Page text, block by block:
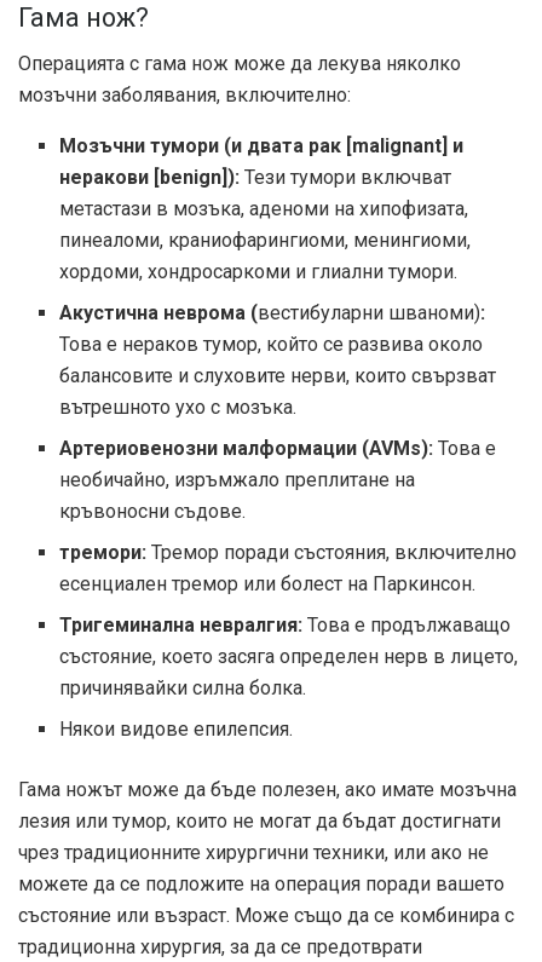
Гама нож?
Операцията с гама нож може да лекува няколко
мозъчни заболявания, включително:
Мозъчни тумори (и двата рак [malignant] и
неракови [benign]): Тези тумори включват
метастази в мозъка, аденоми на хипофизата,
пинеаломи, краниофарингиоми, менингиоми,
хордоми, хондросаркоми и глиални тумори.
Акустична неврома (вестибуларни шваноми):
Това е нераков тумор, който се развива около
балансовите и слуховите нерви, които свързват
вътрешното ухо с мозъка.
Артериовенозни малформации (AVMs): Това е
необичайно, изръмжало преплитане на
кръвоносни съдове.
тремори: Тремор поради състояния, включително
есенциален тремор или болест на Паркинсон.
Тригеминална невралгия: Това е продължаващо
състояние, което засяга определен нерв в лицето,
причинявайки силна болка.
Някои видове епилепсия.
Гама ножът може да бъде полезен, ако имате мозъчна
лезия или тумор, които не могат да бъдат достигнати
чрез традиционните хирургични техники, или ако не
можете да се подложите на операция поради вашето
състояние или възраст. Може също да се комбинира с
традиционна хирургия, за да се предотврати